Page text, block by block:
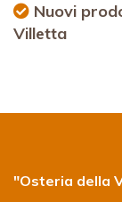
Nuovi
Villetta
"Osteria della